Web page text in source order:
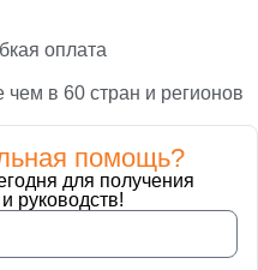
оплата
в 60 стран и регионов
помощь?
для получения
руководств!